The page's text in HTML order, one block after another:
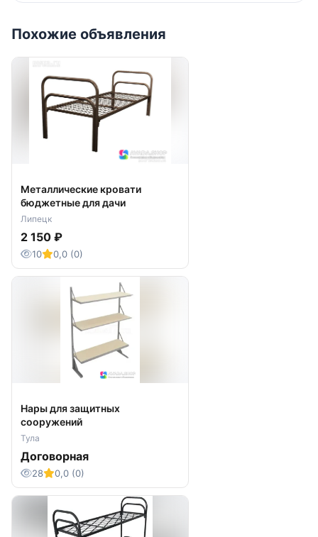
Похожие объявления
Металлические кровати
бюджетные для дачи
Липецк
2 150 ₽
10 0,0 (0)
Нары для защитных
сооружений
Тула
Договорная
28 0,0 (0)